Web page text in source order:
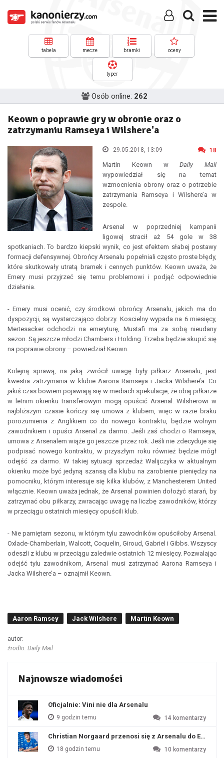
tabela mecze bramki oceny
typer
Osób online: 262
Keown o poprawie gry w obronie oraz o
zatrzymaniu Ramseya i Wilshere'a
29.05.2018, 13:09 18
Martin Keown wDaily Mail
wypowiedział się na temat
wzmocnienia obrony oraz o potrzebie
zatrzymania Ramseya i Wilshere’a w
zespole.
Arsenal w poprzedniej kampanii
ligowej stracił aż 54 gole w 38
spotkaniach. To bardzo kiepski wynik, co jest efektem słabej postawy
formacji defensywnej. Obrońcy Arsenalu popełniali często proste błędy,
które skutkowały utratą bramek i cennych punktów. Keown uważa, że
Emery musi przyjrzeć się temu problemowi i podjąć odpowiednie
działania.
- Emery musi ocenić, czy środkowi obrońcy Arsenalu, jakich ma do
dyspozycji, są wystarczająco dobrzy. Koscielny wypada na 6 miesięcy,
Mertesacker odchodzi na emeryturę, Mustafi ma za sobą nieudany
sezon. Są jeszcze młodzi Chambers i Holding. Trzeba będzie skupić się
na poprawie obrony – powiedział Keown.
Kolejną sprawą, na jaką zwrócił uwagę były piłkarz Arsenalu, jest
kwestia zatrzymania w klubie Aarona Ramseya i Jacka Wilshere’a. Co
jakiś czas bowiem pojawiają się w mediach spekulacje, że obaj piłkarze
w letnim okienku transferowym mogą opuścić Arsenal. Wilsherowi w
najbliższym czasie kończy się umowa z klubem, więc w razie braku
porozumienia z Anglikiem co do nowego kontraktu, będzie wolnym
zawodnikiem i opuści Arsenal za darmo. Jeśli zaś chodzi o Ramseya,
umowa z Arsenalem wiąże go jeszcze przez rok. Jeśli nie zdecyduje się
podpisać nowego kontraktu, w przyszłym roku również będzie mógł
odejść za darmo. W takiej sytuacji sprzedaż Walijczyka w aktualnym
okienku może być jedyną szansą dla klubu na zarobienie pieniędzy na
pomocniku, którym interesuje się kilka klubów, z Manchesterem United
włącznie. Keown uważa jednak, że Arsenal powinien dołożyć starań, by
zatrzymać obu piłkarzy, zwracając uwagę na liczbę zawodników, którzy
w przeciągu ostatnich miesięcy opuścili klub.
- Nie pamiętam sezonu, w którym tylu zawodników opuściłoby Arsenal.
Oxlade-Chamberlain, Walcott, Coquelin, Giroud, Gabriel i Gibbs. Wszyscy
odeszli z klubu w przeciągu zaledwie ostatnich 12 miesięcy. Pozwalając
odejść tylu zawodnikom, Arsenal musi zatrzymać Aarona Ramseya i
Jacka Wilshere’a – oznajmił Keown.
Aaron Ramsey Jack Wilshere Martin Keown
autor:
źrodło: Daily Mail
Najnowsze wiadomości
Oficjalnie: Vini nie dla Arsenalu
9 godzin temu 14 komentarzy
Christian Norgaard przenosi się z Arsenalu do
18 godzin temu 10 komentarzy